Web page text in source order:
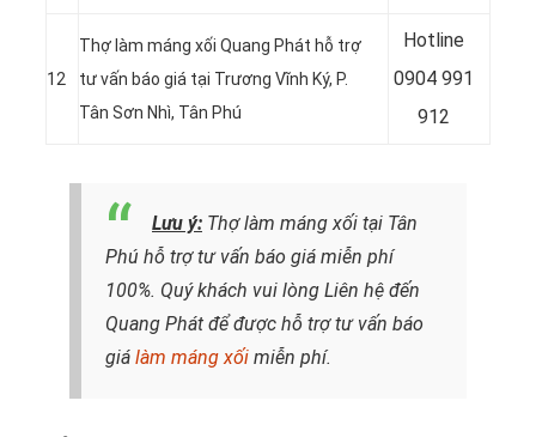
12
Thợ làm máng xối Quang Phát hỗ trợ
tư vấn báo giá tại Trương Vĩnh Ký, P.
Tân Sơn Nhì, Tân Phú
Hotline
0904 991
912
Lưu ý: Thợ làm máng xối tại Tân
Phú hỗ trợ tư vấn báo giá miễn phí
100%. Quý khách vui lòng Liên hệ đến
Quang Phát để được hỗ trợ tư vấn báo
giá làm máng xối miễn phí.